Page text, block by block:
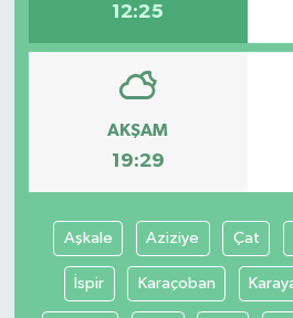
12:25
AKŞAM
19:29
Aşkale Aziziye Çat
İspir Karaçoban